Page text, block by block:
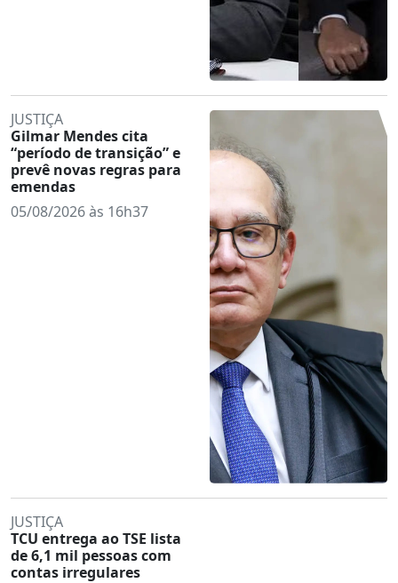
JUSTIÇA
Gilmar Mendes cita
“período de transição” e
prevê novas regras para
emendas
05/08/2026 às 16h37
JUSTIÇA
TCU entrega ao TSE lista
de 6,1 mil pessoas com
contas irregulares